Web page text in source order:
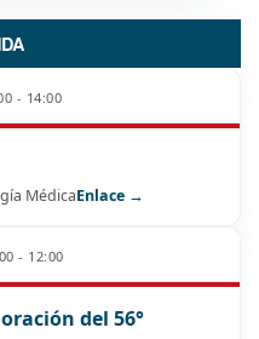
- 14:00
MédicaEnlace →
- 12:00
del 56°